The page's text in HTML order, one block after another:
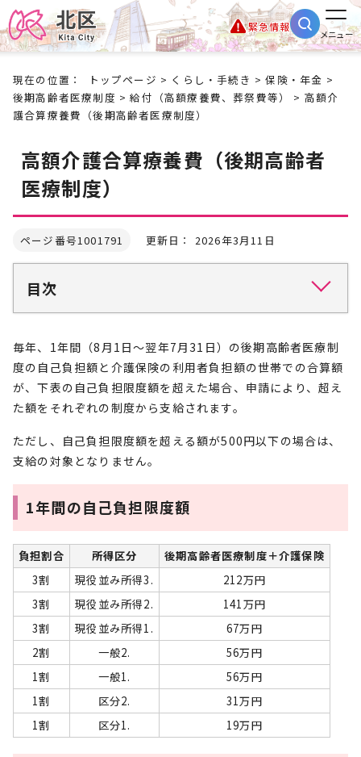
緊急情報
メニュー
現在の位置： トップページ > くらし・手続き >保険・年金 >
後期高齢者医療制度 >給付（高額療養費、葬祭費等）
> 高額介
護合算療養費（後期高齢者医療制度）
高額介護合算療養費（後期高齢者
医療制度）
ページ番号1001791 更新日： 2026年3月11日
目次
毎年、1年間（8月1日～翌年7月31日）の後期高齢者医療制
度の自己負担額と介護保険の利用者負担額の世帯での合算額
が、下表の自己負担限度額を超えた場合、申請により、超え
た額をそれぞれの制度から支給されます。
ただし、自己負担限度額を超える額が500円以下の場合は、
支給の対象となりません。
1年間の自己負担限度額
負担割合 所得区分
後期高齢者医療制度＋介護保険
3割
現役並み所得3.
212万円
3割
現役並み所得2.
141万円
3割
現役並み所得1.
67万円
2割
一般2.
56万円
1割
一般1.
56万円
1割
区分2.
31万円
1割
区分1. 19万円